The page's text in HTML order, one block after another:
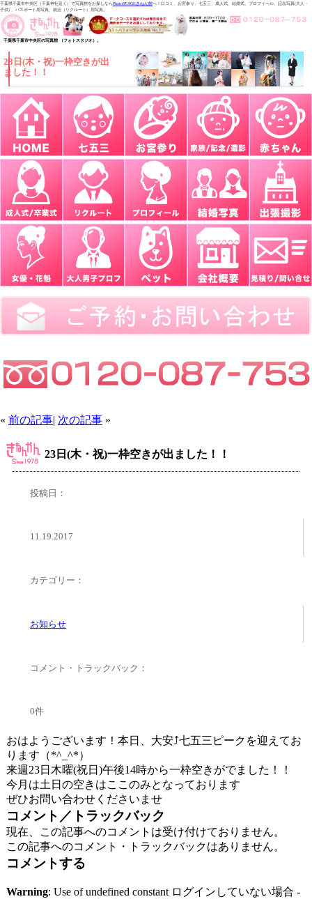
千葉県千葉市中央区（千葉神社近く）で写真館をお探しならPhotoSTAGEきねん館へ！口コミ、お宮参り、七五三、成人式、結婚式、プロフィール、記念写真(大人・
子供) 、パスポート用写真、就活（リクルート）用写真。
千葉県千葉市中央区の写真館 （フォトスタジオ）。
23日(木・祝)一枠空きが出
ました！！
« 前の記事| 次の記事 »
23日(木・祝)一枠空きが出ました！！
投稿日：
11.19.2017
カテゴリー：
お知らせ
コメント・トラックバック：
0件
おはようございます！本日、大安⤴七五三ピークを迎えてお
ります（*^_^*）
来週23日木曜(祝日)午後14時から一枠空きがでました！！
今月は土日の空きはここのみとなっております
ぜひお問い合わせくださいませ
コメント／トラックバック
現在、この記事へのコメントは受け付けておりません。
この記事へのコメント・トラックバックはありません。
コメントする
Warning: Use of undefined constant ログインしていない場合 -